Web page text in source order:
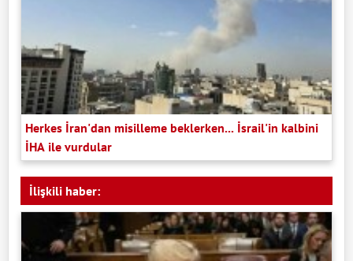
Herkes İran'dan misilleme beklerken... İsrail'in kalbini
İHA ile vurdular
İlişkili haber: